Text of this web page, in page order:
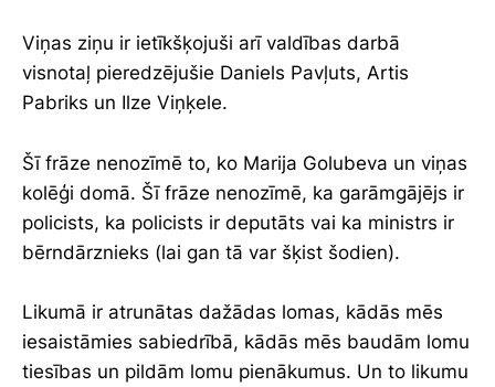
Viņas ziņu ir ietīkšķojuši arī valdības darbā
visnotaļ pieredzējušie Daniels Pavļuts, Artis
Pabriks un Ilze Viņķele.
Šī frāze nenozīmē to, ko Marija Golubeva un viņas
kolēģi domā. Šī frāze nenozīmē, ka garāmgājējs ir
policists, ka policists ir deputāts vai ka ministrs ir
bērndārznieks (lai gan tā var šķist šodien).
Likumā ir atrunātas dažādas lomas, kādās mēs
iesaistāmies sabiedrībā, kādās mēs baudām lomu
tiesības un pildām lomu pienākumus. Un to likumu